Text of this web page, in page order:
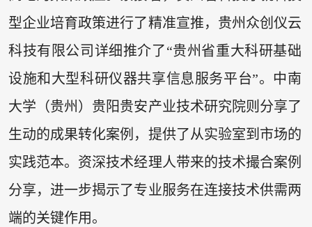
型企业培育政策进行了精准宣推，贵州众创仪云
科技有限公司详细推介了“贵州省重大科研基础
设施和大型科研仪器共享信息服务平台”。中南
大学（贵州）贵阳贵安产业技术研究院则分享了
生动的成果转化案例，提供了从实验室到市场的
实践范本。资深技术经理人带来的技术撮合案例
分享，进一步揭示了专业服务在连接技术供需两
端的关键作用。